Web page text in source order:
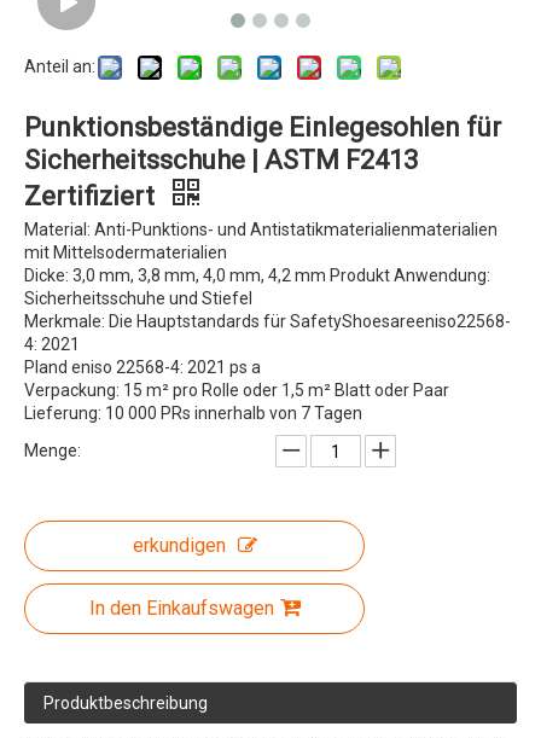
Anteil an:
Punktionsbeständige Einlegesohlen für
Sicherheitsschuhe | ASTM F2413
Zertifiziert
Material: Anti-Punktions- und Antistatikmaterialienmaterialien
mit Mittelsodermaterialien
Dicke: 3,0 mm, 3,8 mm, 4,0 mm, 4,2 mm Produkt Anwendung:
Sicherheitsschuhe und Stiefel
Merkmale: Die Hauptstandards für SafetyShoesareeniso22568-
4: 2021
Pland eniso 22568-4: 2021 ps a
Verpackung: 15 m² pro Rolle oder 1,5 m² Blatt oder Paar
Lieferung: 10 000 PRs innerhalb von 7 Tagen
Menge:
erkundigen
In den Einkaufswagen
Produktbeschreibung